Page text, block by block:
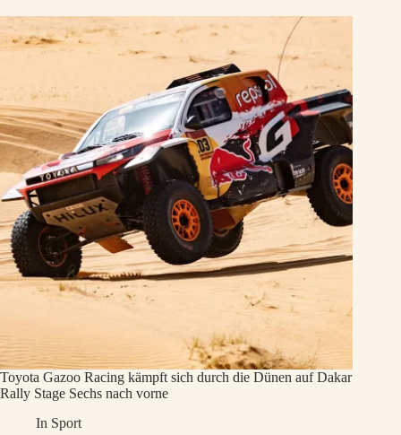
Toyota Gazoo Racing kämpft sich durch die Dünen auf Dakar
Rally Stage Sechs nach vorne
In Sport